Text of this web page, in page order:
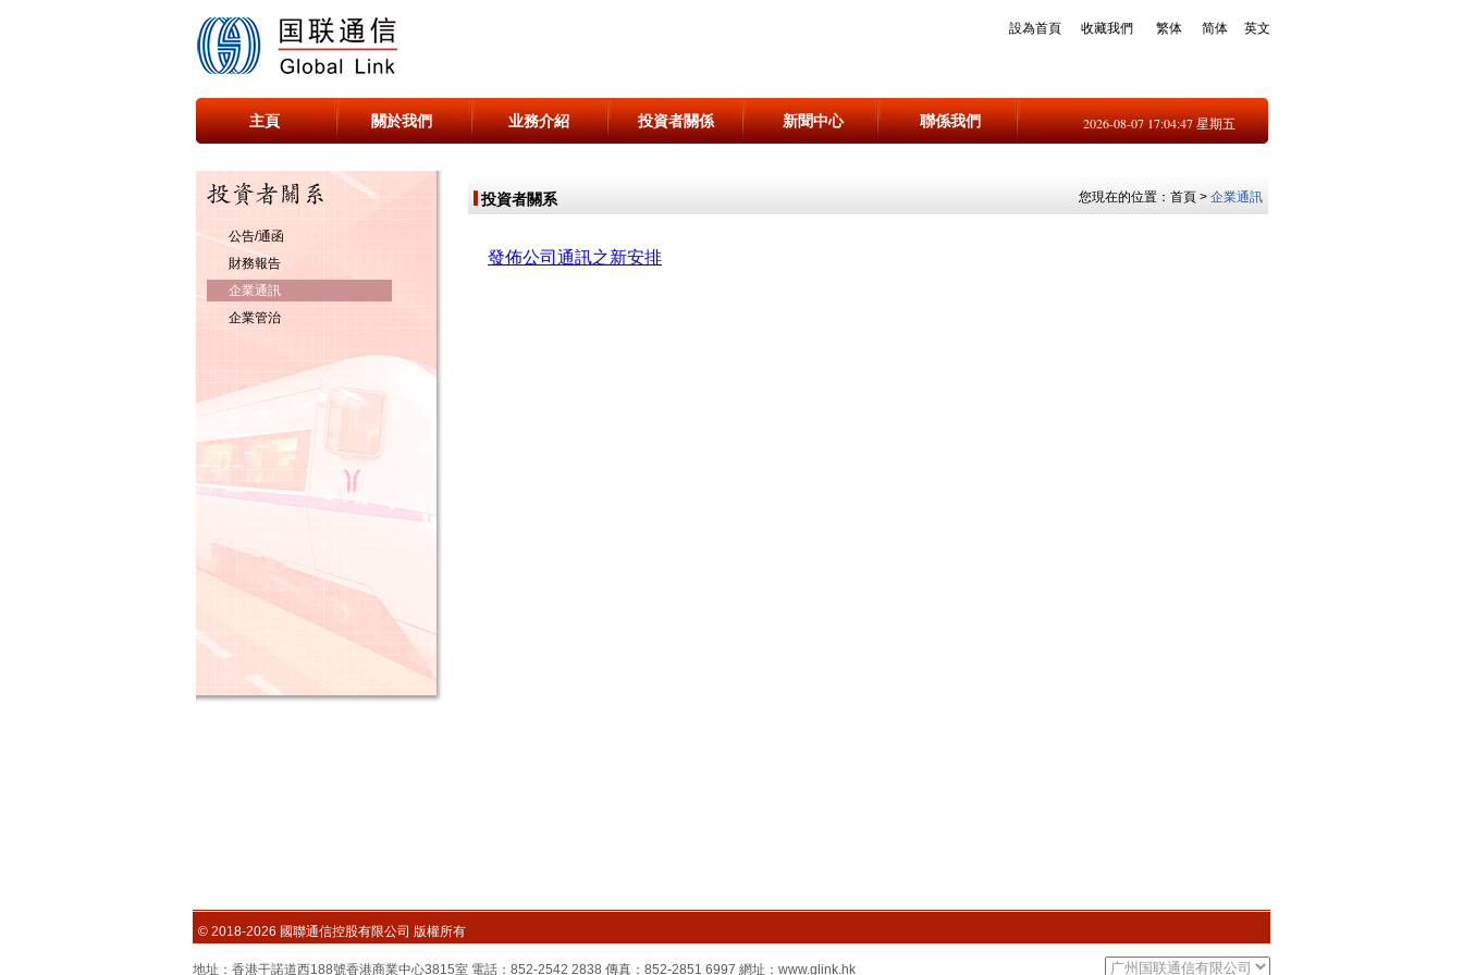
設為首頁 收藏我們 繁体 简体 英文
主頁 關於我們 业務介紹 投資者關係 新聞中心 聯係我們 2026-08-07 17:04:47 星期五
公告/通函
財務報告
企業通訊
企業管治
投資者關系 您現在的位置： 首頁> 企業通訊
© 2018-2026 國聯通信控股有限公司 版權所有
地址：香港干諾道西188號香港商業中心3815室 電話：852-2542 2838 傳真：852-2851 6997 網址：www.glink.hk